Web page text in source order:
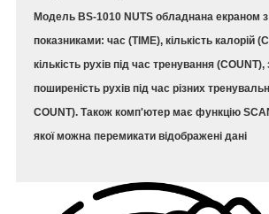
Модель BS-1010 NUTS обладнана екраном
показниками: час (TIME), кількість калорій
кількість рухів під час тренування (COUNT),
поширеність рухів під час різних
COUNT). Також комп'ютер має функцію
якої можна перемикати відображені дані